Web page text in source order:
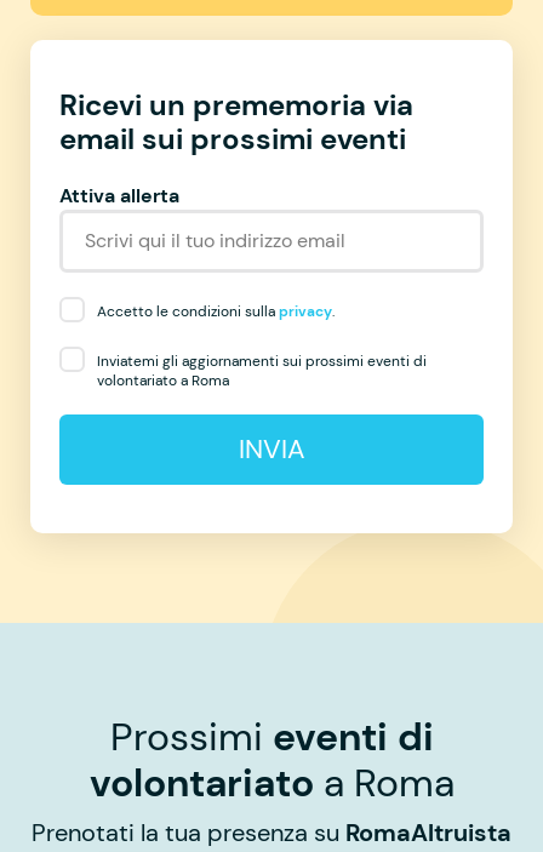
Ricevi un prememoria via
email sui prossimi eventi
Attiva allerta
Accetto le condizioni sullaprivacy.
Inviatemi gli aggiornamenti sui prossimi eventi di
volontariato a Roma
INVIA
Prossimi eventi di
volontariato a Roma
Prenotati la tua presenza su RomaAltruista